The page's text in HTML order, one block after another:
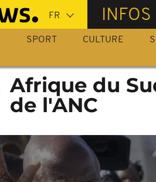
INFOS
SPORT CULTURE
Afrique du
de l'ANC